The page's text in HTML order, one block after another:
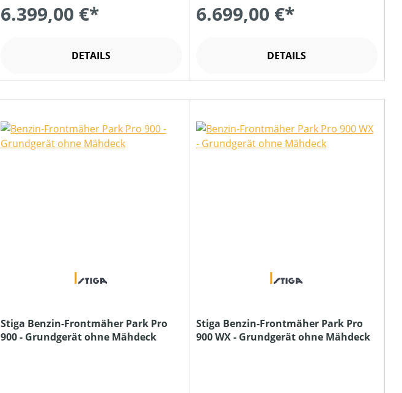
6.399,00 €*
DETAILS
6.699,00 €*
DETAILS
Stiga Benzin-Frontmäher Park Pro
900 - Grundgerät ohne Mähdeck
Stiga Benzin-Frontmäher Park Pro
900 WX - Grundgerät ohne Mähdeck